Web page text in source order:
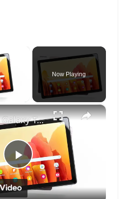
Video
Now Playing
×
P
Samsung Galaxy Tab A7 Unboxing & Erster Eindruck